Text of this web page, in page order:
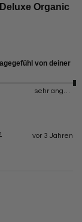
Organic
von deiner
sehr angenehm
vor 3 Jahren